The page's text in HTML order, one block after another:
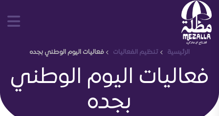
الرئيسية تنظيم الفعاليات فعاليات اليوم الوطني بجده
فعاليات اليوم الوطني
بجده